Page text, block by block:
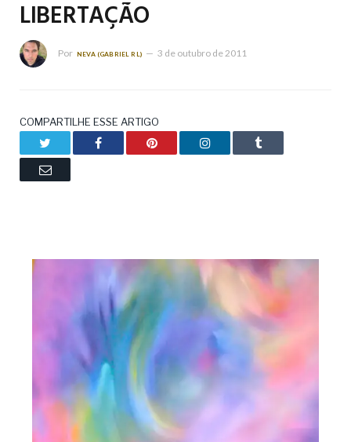
LIBERTAÇÃO
Por NEVA (GABRIEL RL) 3 de outubro de 2011
COMPARTILHE ESSE ARTIGO
Facebook Pinterest LinkedIn Tumblr
Email